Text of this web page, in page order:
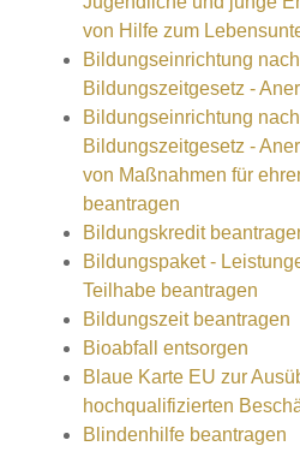
von Hilfe zum
Bildungseinrichtung
Bildungszeitgesetz -
Bildungseinrichtung
Bildungszeitgesetz -
von Maßnahmen für
beantragen
Bildungskredit
Bildungspaket -
Teilhabe beantragen
Bildungszeit beantragen
Bioabfall entsorgen
Blaue Karte EU zur
hochqualifizierten
Blindenhilfe beantragen